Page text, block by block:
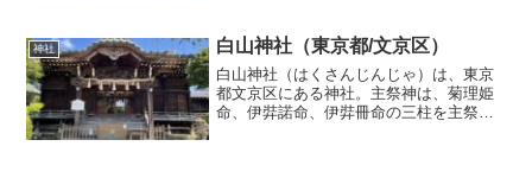
じのまなかち）、檜前浜...
神社 白山神社（東京都/文京区）
白山神社（はくさんじんじゃ）は、東京
都文京区にある神社。主祭神は、菊理姫
命、伊弉諾命、伊弉冊命の三柱を主祭神